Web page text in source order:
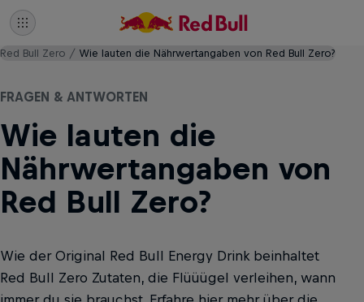
Red Bull Zero Wie lauten die Nährwertangaben von Red Bull Zero?
FRAGEN & ANTWORTEN
Wie lauten die
Nährwertangaben von
Red Bull Zero?
Wie der Original Red Bull Energy Drink beinhaltet
Red Bull Zero Zutaten, die Flüüügel verleihen, wann